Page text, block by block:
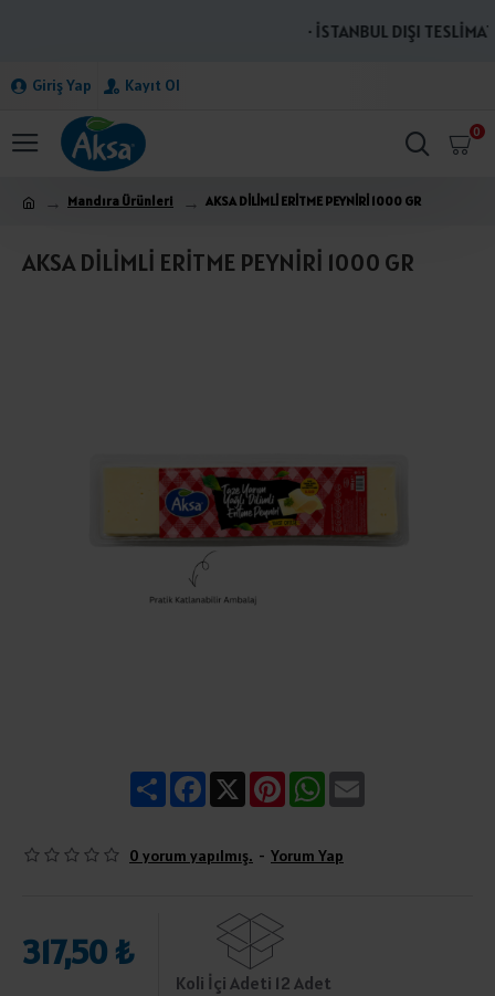
· İSTANBUL DIŞI
Giriş Yap Kayıt Ol
0
Mandıra Ürünleri AKSA DİLİMLİ ERİTME PEYNİRİ 1000 GR
AKSA DİLİMLİ ERİTME PEYNİRİ 1000 GR
ShareFacebook
X PinterestWhatsApp
0 yorum yapılmış. - Yorum Yap
317,50 ₺
Koli İçi Adeti 12 Adet